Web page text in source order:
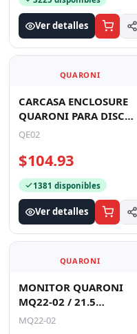
Ver detalles
QUARONI
CARCASA ENCLOSURE
QUARONI PARA DISCOS
DUROS/SSD 2.5
7MM/9.5MM SATA U
QE02
$104.93
1381 disponibles
Ver detalles
QUARONI
MONITOR QUARONI
MQ22-02 / 21.5
PULGADAS / VA / FHD /
MQ22-02